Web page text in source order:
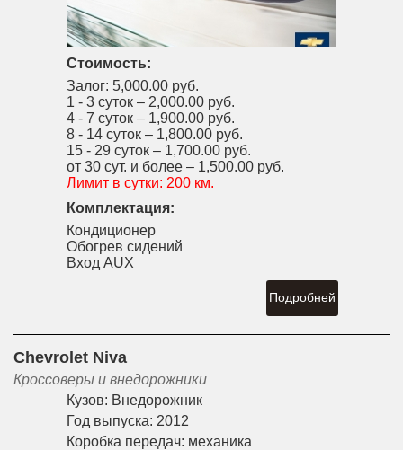
Стоимость:
Залог: 5,000.00 руб.
1 - 3 суток – 2,000.00 руб.
4 - 7 суток – 1,900.00 руб.
8 - 14 суток – 1,800.00 руб.
15 - 29 суток – 1,700.00 руб.
от 30 сут. и более – 1,500.00 руб.
Лимит в сутки: 200 км.
Комплектация:
Кондиционер
Обогрев сидений
Вход AUX
Подробней
Chevrolet Niva
Кроссоверы и внедорожники
Кузов: Внедорожник
Год выпуска: 2012
Коробка передач: механика